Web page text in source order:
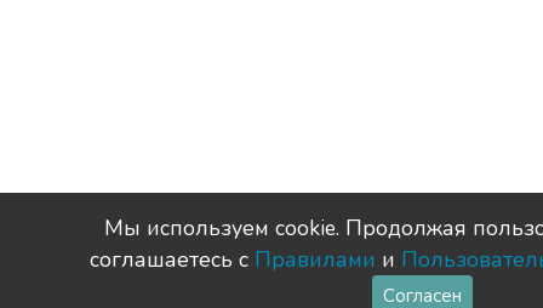
Мы используем сookie. Продолжая
соглашаетесь с Правилами и
Согласен